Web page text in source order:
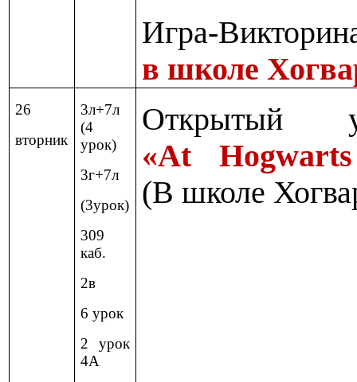
Игра-
в школе
26
вторник
3л+7л
(4
урок)
3г+7л
(3урок)
309
каб.
2в
6 урок
2 урок
4А
Открытый
«At
(В школе